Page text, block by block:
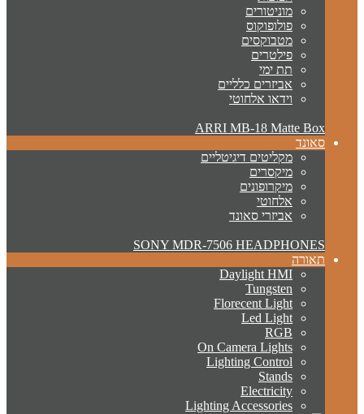
מוניטורים
פולופוקוס
מטבוקסים
פילטרים
תת ימי
אביזרים כלליים
וידאו אלחוטי
ARRI MB-18 Matte Box
סאונד
מקליטים דיגיטליים
מיקסרים
מיקרופונים
אלחוטי
אביזרי סאונד
SONY MDR-7506 HEADPHONES
תאורה
Daylight HMI
Tungsten
Florecent Light
Led Light
RGB
On Camera Lights
Lighting Control
Stands
Electricity
Lighting Accessories